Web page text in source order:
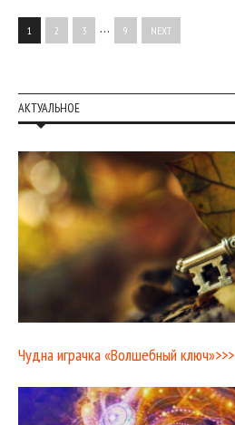
1 2 3 … 9 NEXT
АКТУАЛЬНОЕ
Чудна играчка «Волшебный ключ»>>>